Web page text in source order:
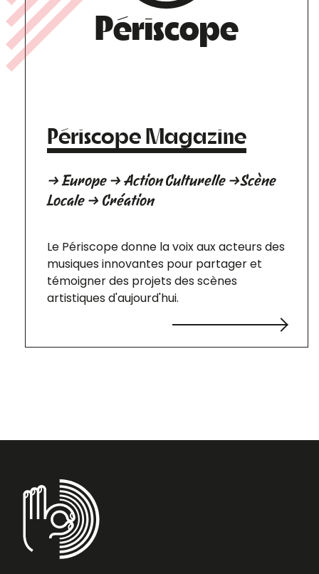
Périscope
Périscope Magazine
→ Europe → Action Culturelle →Scène
Locale → Création
Le Périscope donne la voix aux acteurs des
musiques innovantes pour partager et
témoigner des projets des scènes
artistiques d'aujourd'hui.